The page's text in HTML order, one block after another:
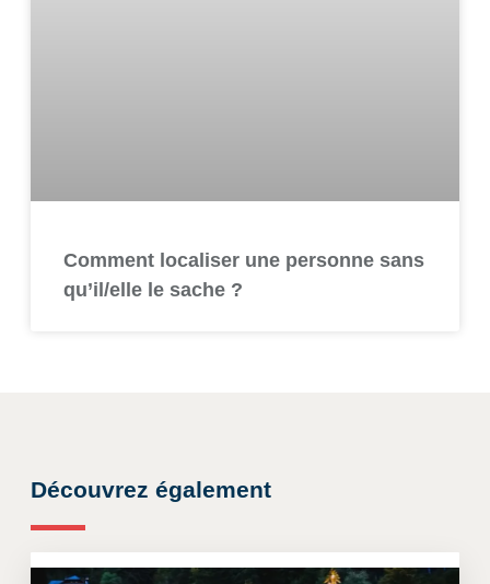
Comment localiser une personne sans
qu’il/elle le sache ?
Découvrez également